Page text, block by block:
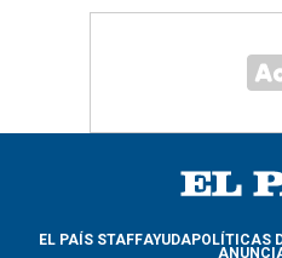
EL PAÍS STAFFAYUDAPOLÍTICAS